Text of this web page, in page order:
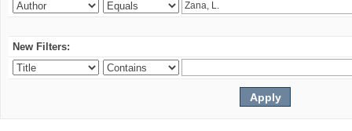
New Filters: